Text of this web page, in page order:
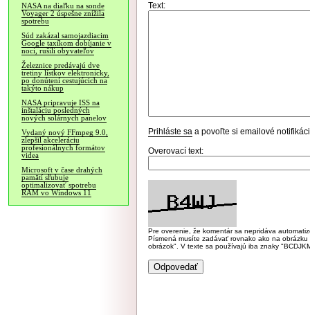
NASA na diaľku na sonde
Voyager 2 úspešne znížila
spotrebu
Súd zakázal samojazdiacim
Google taxíkom dobíjanie v
noci, rušili obyvateľov
Železnice predávajú dve
tretiny lístkov elektronicky,
po donútení cestujúcich na
takýto nákup
NASA pripravuje ISS na
inštaláciu posledných
nových solárnych panelov
Vydaný nový FFmpeg 9.0,
zlepšil akceleráciu
profesionálnych formátov
videa
Microsoft v čase drahých
pamätí sľubuje
optimalizovať spotrebu
RAM vo Windows 11
Text:
Prihláste sa a povoľte si emailové
Overovací text:
Pre overenie, že komentár sa nepridáva
Písmená musíte zadávať rovnako ako na
obrázok". V texte sa používajú iba znaky